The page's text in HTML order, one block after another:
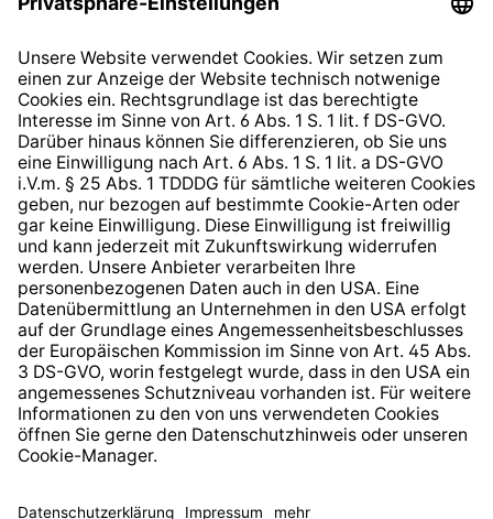
Datenschutzhinweis
Widerrufsrecht
Hinweisgeberschutzsystem
Barrierefreiheit
* Alle Preise inkl. gesetzl. Mehrwertsteuer zzgl.
anders angegeben.